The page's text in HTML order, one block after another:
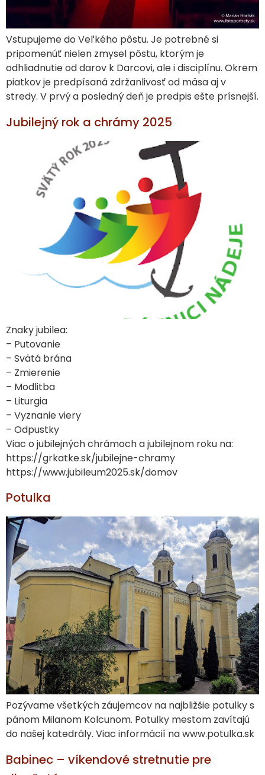
Vstupujeme do Veľkého pôstu. Je potrebné si
pripomenúť nielen zmysel pôstu, ktorým je
odhliadnutie od darov k Darcovi, ale i disciplínu. Okrem
piatkov je predpísaná zdržanlivosť od mäsa aj v
stredy. V prvý a posledný deň je predpis ešte prísnejší.
Jubilejný rok a chrámy 2025
Znaky jubilea:
– Putovanie
– Svätá brána
– Zmierenie
– Modlitba
– Liturgia
– Vyznanie viery
– Odpustky
Viac o jubilejných chrámoch a jubilejnom roku na:
https://grkatke.sk/jubilejne-chramy
https://www.jubileum2025.sk/domov
Potulka
Pozývame všetkých záujemcov na najbližšie potulky s
pánom Milanom Kolcunom. Potulky mestom zavítajú
do našej katedrály. Viac informácií na www.potulka.sk
Babinec – víkendové stretnutie pre